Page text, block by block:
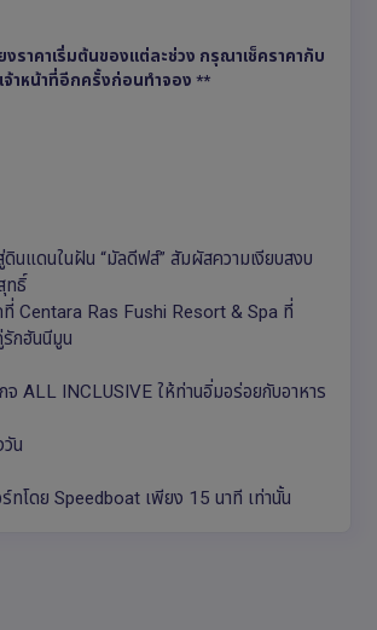
งราคาเริ่มต้นของแต่ละช่วง กรุณาเช็คราคากับ
เจ้าหน้าที่อีกครั้งก่อนทำจอง **
ดินแดนในฝัน “มัลดีฟส์” สัมผัสความเงียบสงบ
ทธิ์
Centara Ras Fushi Resort & Spa ที่
รักฮันนีมูน
ALL INCLUSIVE ให้ท่านอิ่มอร่อยกับอาหาร
น
ร์ทโดย Speedboat เพียง 15 นาที เท่านั้น